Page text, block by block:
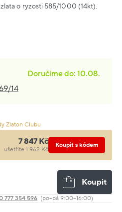
o ryzosti 585/1000 (14kt).
Doručíme do: 10.08.
14
Zlaton Clubu
7 847 Kč
ušetříte 1 962 Kč
Koupit s kódem
Koupit
777 354 596 (po–pá 9:00–16:00)